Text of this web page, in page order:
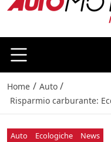
Home / Auto /
Risparmio carburante:
Auto Ecologiche News